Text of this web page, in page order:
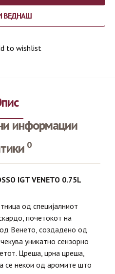
ВЕДНАШ
to wishlist
информации
0
IGT VENETO 0.75L
од специјалниот
почетокот на
Венето, создадено од
уникатно сензорно
Цреша, црна цреша,
се некои од аромите што